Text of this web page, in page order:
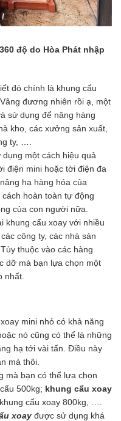
độ do Hòa Phát nhập
đó chính là khung cẩu
đương nhiên rồi ạ, một
sử dụng để nâng hàng
kho, các xưởng sản xuất,
ty, ….
một cách hiệu quả
điện mini hoặc tời điện đa
hạ hàng hóa của
hoàn toàn tự động
của con người nữa.
khung cẩu xoay với nhiều
công ty, các nhà sản
thuộc vào các hàng
dỡ mà bạn lựa chọn một
nhất.
mini nhỏ có khả năng
nó cũng có thể là những
hạ tới vài tấn. Điều này
mà thôi.
mà bạn có thể lựa chọn
500kg; khung cẩu xoay
cẩu xoay 800kg, ….
xoay được sử dụng khá